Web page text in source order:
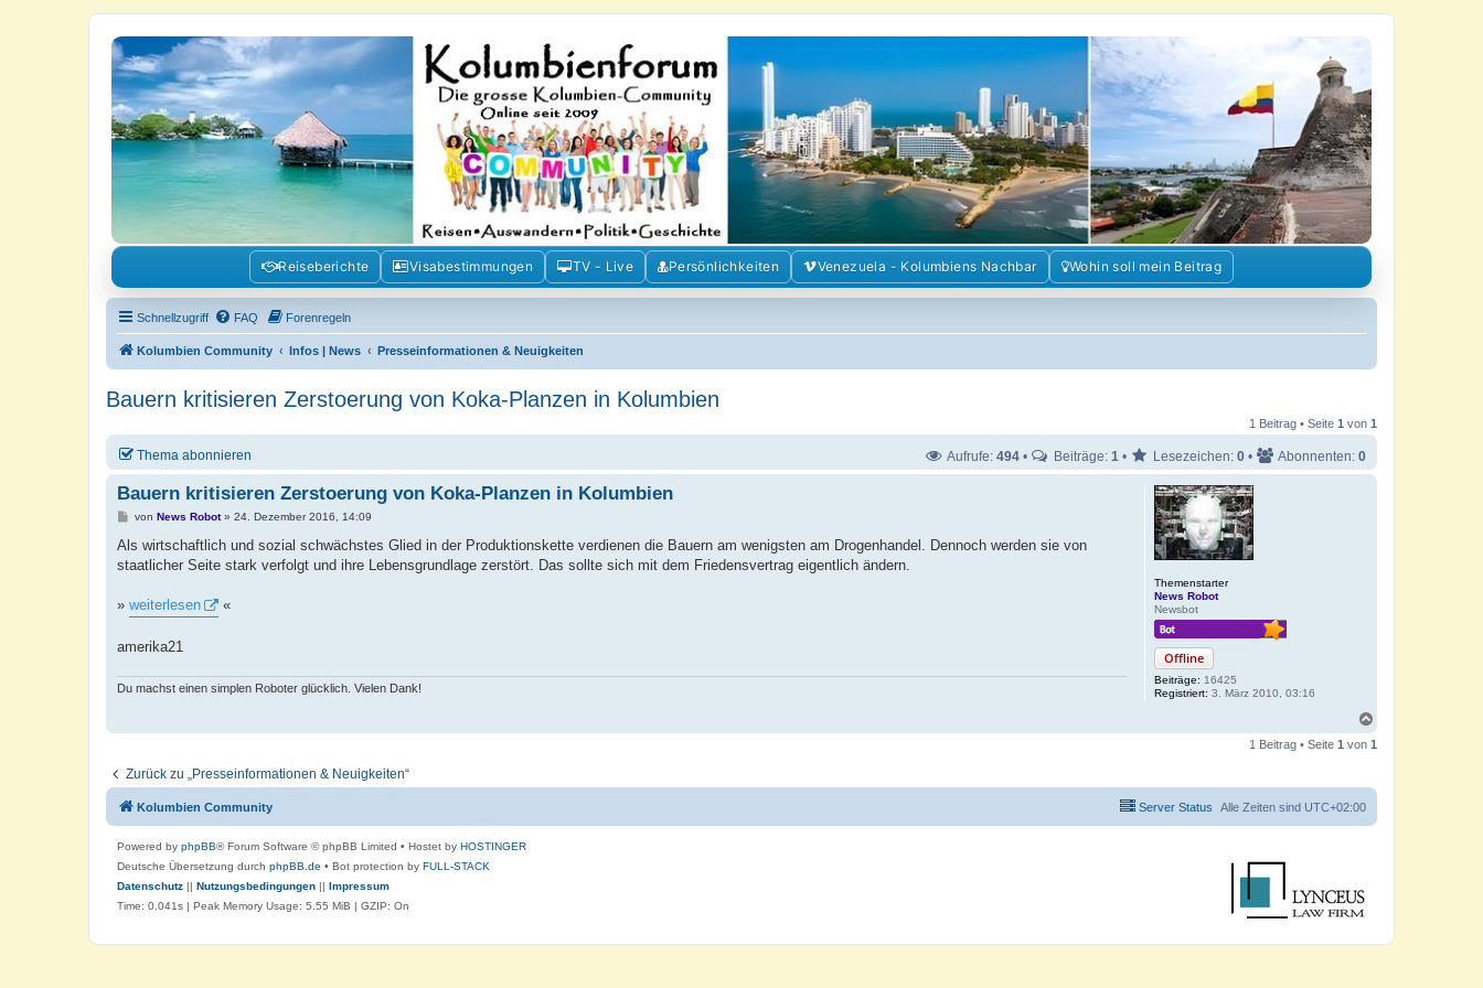
Kolumbienforum - Das grosse Forum der Freunde Kolumbiens
Reisen, Auswandern, Kultur, Politik, Geschichte und Visum in Kolumbien und Venezuela. Austausch, Erfahrungen und Gemeinschaft im Kolumbienforum
Reiseberichte Visabestimmungen TV - Live Persönlichkeiten Venezuela - Kolumbiens Nachbar Wohin soll mein Beitrag
Schnellzugriff FAQ Forenregeln
Kolumbien Community Infos | News Presseinformationen & Neuigkeiten
Bauern kritisieren Zerstoerung von Koka-Planzen in Kolumbien
1 Beitrag • Seite 1 von 1
Thema abonnieren Aufrufe: 494 • Beiträge: 1 • Lesezeichen: 0 • Abonnenten: 0
Themenstarter
News Robot
Newsbot
Offline
Beiträge: 16425
Registriert: 3. März 2010, 03:16
Bauern kritisieren Zerstoerung von Koka-Planzen in Kolumbien
B
i
r
von News Robot» 24. Dezember 2016, 14:09
Als wirtschaftlich und sozial schwächstes Glied in der Produktionskette verdienen die Bauern am wenigsten am Drogenhandel. Dennoch werden sie von
staatlicher Seite stark verfolgt und ihre Lebensgrundlage zerstört. Das sollte sich mit dem Friedensvertrag eigentlich ändern.
» weiterlesen «
amerika21
Du machst einen simplen Roboter glücklich. Vielen Dank!
c
b
n
1 Beitrag • Seite 1 von 1
Zurück zu „Presseinformationen & Neuigkeiten“
Kolumbien Community Alle Zeiten sind UTC+02:00
Server Status
Powered by phpBB® Forum Software © phpBB Limited • Hostet by HOSTINGER
Deutsche Übersetzung durch phpBB.de • Bot protection by FULL-STACK
Datenschutz || Nutzungsbedingungen || Impressum
Time: 0.041s | Peak Memory Usage: 5.55 MiB | GZIP: On